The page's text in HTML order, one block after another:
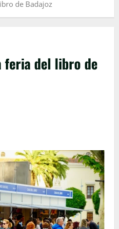
de Badajoz
feria del libro de